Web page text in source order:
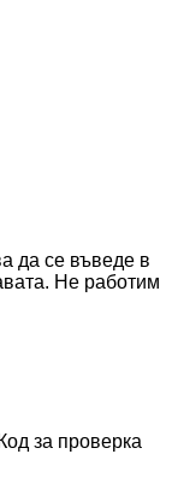
да се въведе в
Не работим
Код за проверка